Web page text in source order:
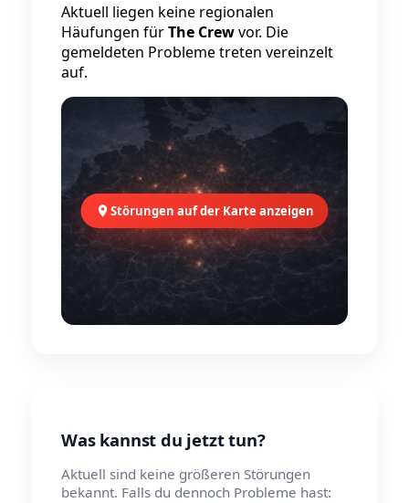
Aktuell liegen keine regionalen
Häufungen fürThe Crewvor. Die
gemeldeten Probleme treten vereinzelt
auf.
Störungen auf der Karte anzeigen
Was kannst du jetzt tun?
Aktuell sind keine größeren Störungen
bekannt. Falls du dennoch Probleme hast: